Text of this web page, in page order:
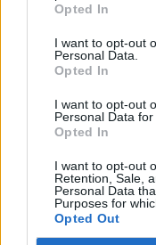
Opted In
I want to opt-out
Personal Data.
Opted In
I want to opt-out
Personal Data for
Opted In
I want to opt-out
Retention, Sale,
Personal Data
Purposes for
Opted Out
180 κρούσματα
στην Ελλάδα το
31 Ιουλίου 2026, 17:37